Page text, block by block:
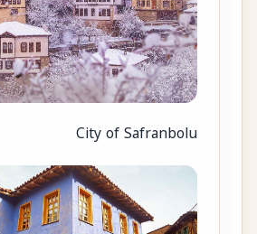
City of Safranbolu